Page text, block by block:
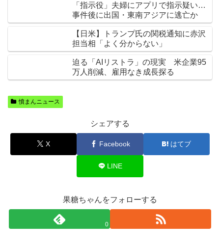
「指示役」夫婦にアプリで指示疑い…
事件後に出国・東南アジアに逃亡か
【日米】トランプ氏の関税通知に赤沢
担当相「よく分からない」
迫る「AIリストラ」の現実 米企業95
万人削減、雇用なき成長探る
憤まんニュース
シェアする
X Facebook はてブ
LINE
果糖ちゃんをフォローする
0